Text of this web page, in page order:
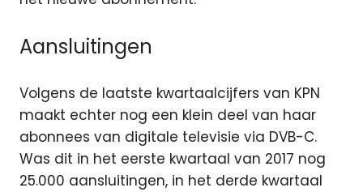
Aansluitingen
Volgens de laatste kwartaalcijfers van KPN
maakt echter nog een klein deel van haar
abonnees van digitale televisie via DVB-C.
Was dit in het eerste kwartaal van 2017 nog
25.000 aansluitingen, in het derde kwartaal